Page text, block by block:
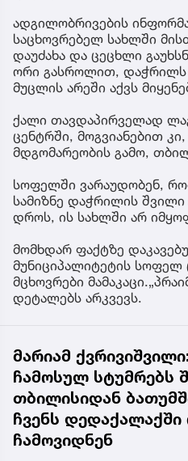
ადგილობრივების
საცხოვრებელ სახლში
დაუძახა და ცეცხლი
ორი გასროლით, დაჭრილს
მუცლის არეში აქვს
ქალი თავდაპირველად
ცენტრში, მოგვიანებით
მდგომარეობის გამო,
სოფელში ვარაუდობენ,
სამიზნე დაჭრილის
დროს, ის სახლში არ
მომხდარ ფაქტზე
მუნიციპალიტეტის სოფელ
მცხოვრები
დეტალებს არკვევს.
მარიამ
ჩამოსულ სტუმრებს
თბილისიდან
ჩვენს
ჩამოვიდნენ